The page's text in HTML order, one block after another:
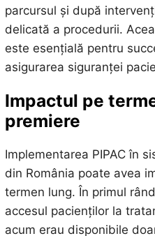
parcursul și după
delicată a procedurii.
este esențială pentru
asigurarea siguranței
Impactul pe
premiere
Implementarea PIPAC în
din România poate avea
termen lung. În primul
accesul pacienților la
acum erau disponibile